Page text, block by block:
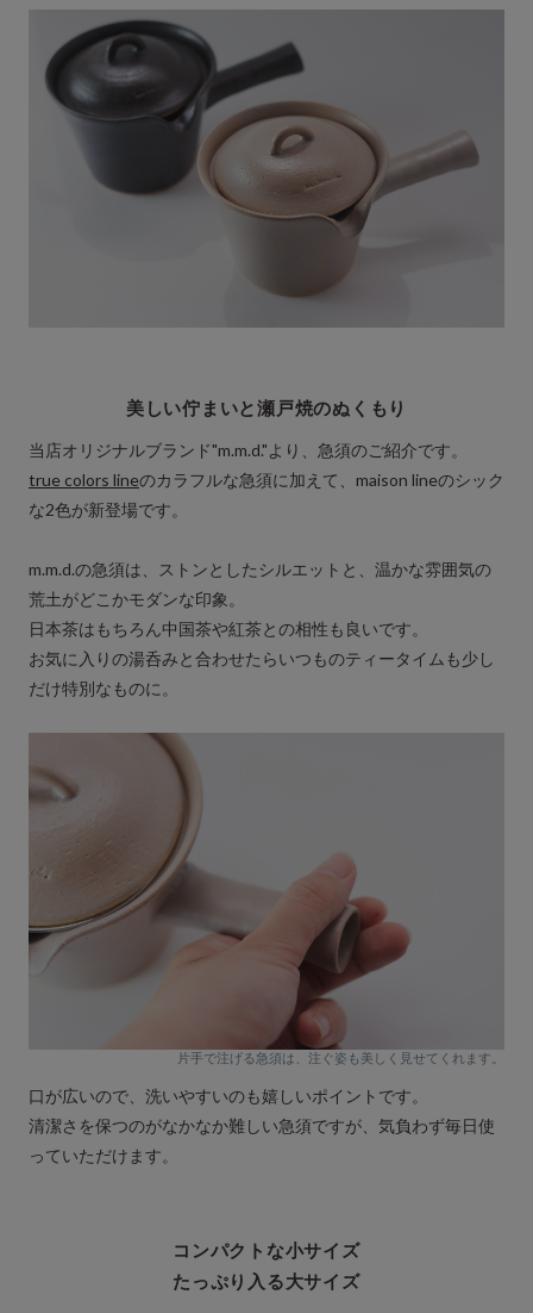
美しい佇まいと瀬戸焼のぬくもり
当店オリジナルブランド"m.m.d."より、急須のご紹介です。
true colors lineのカラフルな急須に加えて、maison lineのシック
な2色が新登場です。
m.m.d.の急須は、ストンとしたシルエットと、温かな雰囲気の
荒土がどこかモダンな印象。
日本茶はもちろん中国茶や紅茶との相性も良いです。
お気に入りの湯呑みと合わせたらいつものティータイムも少し
だけ特別なものに。
片手で注げる急須は、注ぐ姿も美しく見せてくれます。
口が広いので、洗いやすいのも嬉しいポイントです。
清潔さを保つのがなかなか難しい急須ですが、気負わず毎日使
っていただけます。
コンパクトな小サイズ
たっぷり入る大サイズ